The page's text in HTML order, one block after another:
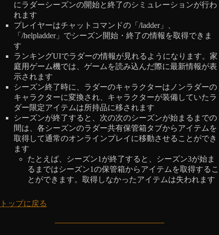
にラダーシーズンの開始と終了のシミュレーションが行わ
れます
プレイヤーはチャットコマンドの「/ladder」、
「/helpladder」でシーズン開始・終了の情報を取得できま
す
ランキングUIでラダーの情報が見れるようになります。家
庭用ゲーム機では、ゲームを読み込んだ際に最新情報が表
示されます
シーズン終了時に、ラダーのキャラクターはノンラダーの
キャラクターに変換され、キャラクターが装備していたラ
ダー限定アイテムは所持品に移されます
シーズンが終了すると、次の次のシーズンが始まるまでの
間は、各シーズンのラダー共有保管箱タブからアイテムを
取得して通常のオンラインプレイに移動させることができ
ます
たとえば、シーズン1が終了すると、シーズン3が始ま
るまではシーズン1の保管箱からアイテムを取得するこ
とができます。取得しなかったアイテムは失われます
トップに戻る